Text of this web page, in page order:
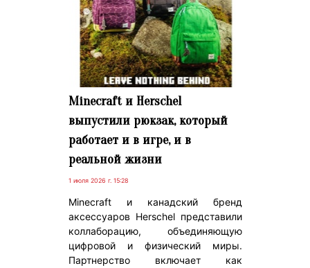
Minecraft и Herschel
выпустили рюкзак, который
работает и в игре, и в
реальной жизни
1 июля 2026 г. 15:28
Minecraft и канадский бренд
аксессуаров Herschel представили
коллаборацию, объединяющую
цифровой и физический миры.
Партнерство включает как